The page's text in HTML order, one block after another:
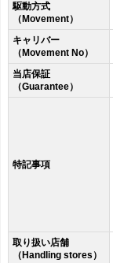
駆動方式
（Movement）
キャリバー
（Movement No）
当店保証
（Guarantee）
特記事項
取り扱い店舗
（Handling stores）